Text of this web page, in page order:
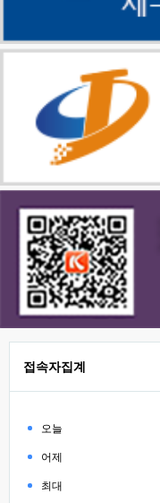
접속자집계
오늘
어제
최대